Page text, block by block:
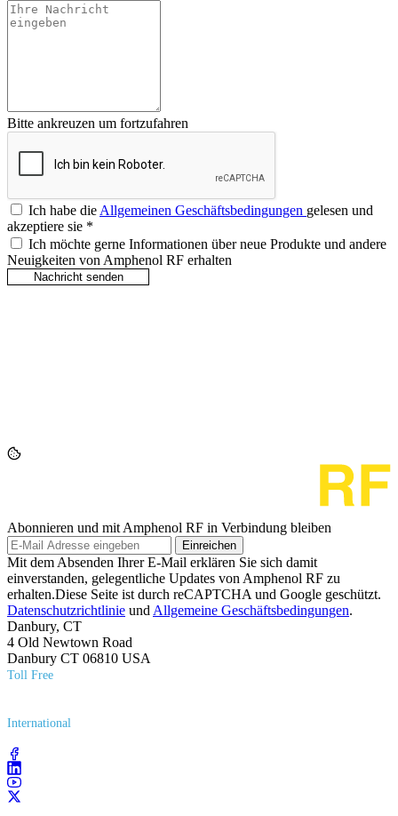
Bitte ankreuzen um fortzufahren
Ich habe die Allgemeinen Geschäftsbedingungen gelesen und
akzeptiere sie *
Ich möchte gerne Informationen über neue Produkte und andere
Neuigkeiten von Amphenol RF erhalten
Abonnieren und mit Amphenol RF in Verbindung bleiben
Einreichen
Mit dem Absenden Ihrer E-Mail erklären Sie sich damit
einverstanden, gelegentliche Updates von Amphenol RF zu
erhalten.Diese Seite ist durch reCAPTCHA und Google geschützt.
Datenschutzrichtlinie und Allgemeine Geschäftsbedingungen.
Danbury, CT
4 Old Newtown Road
Danbury CT 06810 USA
Toll Free
International